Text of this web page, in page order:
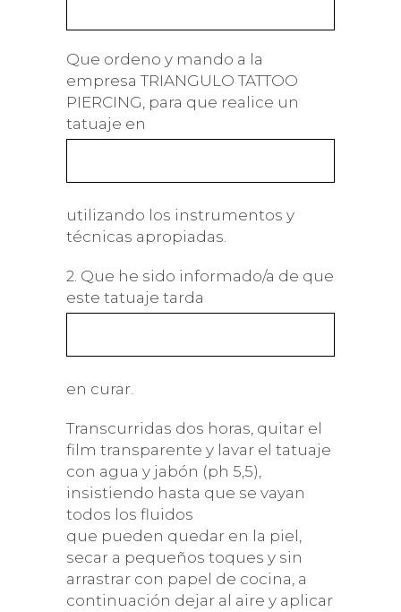
Que ordeno y mando a la
empresa TRIANGULO TATTOO
PIERCING, para que realice un
tatuaje en
utilizando los instrumentos y
técnicas apropiadas.
2. Que he sido informado/a de que
este tatuaje tarda
en curar.
Transcurridas dos horas, quitar el
film transparente y lavar el tatuaje
con agua y jabón (ph 5,5),
insistiendo hasta que se vayan
todos los fluidos
que pueden quedar en la piel,
secar a pequeños toques y sin
arrastrar con papel de cocina, a
continuación dejar al aire y aplicar